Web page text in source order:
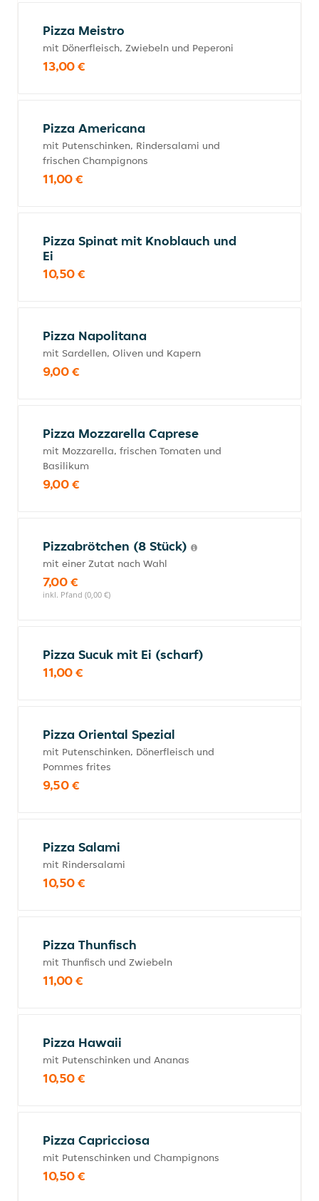
Pizza Meistro
mit Dönerfleisch, Zwiebeln und Peperoni
13,00 €
Pizza Americana
mit Putenschinken, Rindersalami und
frischen Champignons
11,00 €
Pizza Spinat mit Knoblauch und
Ei
10,50 €
Pizza Napolitana
mit Sardellen, Oliven und Kapern
9,00 €
Pizza Mozzarella Caprese
mit Mozzarella, frischen Tomaten und
Basilikum
9,00 €
Pizzabrötchen (8 Stück)
mit einer Zutat nach Wahl
7,00 €
inkl. Pfand (0,00 €)
Pizza Sucuk mit Ei (scharf)
11,00 €
Pizza Oriental Spezial
mit Putenschinken, Dönerfleisch und
Pommes frites
9,50 €
Pizza Salami
mit Rindersalami
10,50 €
Pizza Thunfisch
mit Thunfisch und Zwiebeln
11,00 €
Pizza Hawaii
mit Putenschinken und Ananas
10,50 €
Pizza Capricciosa
mit Putenschinken und Champignons
10,50 €